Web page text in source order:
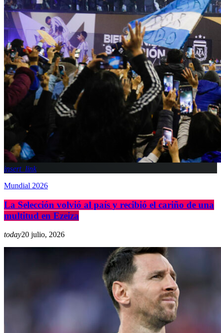
insert_link
Mundial 2026
La Selección volvió al país y recibió el cariño de una
multitud en Ezeiza
today20 julio, 2026